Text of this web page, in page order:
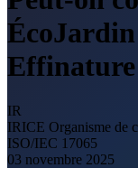
IR
IRICE Organisme de
ISO/IEC 17065
03 novembre 2025